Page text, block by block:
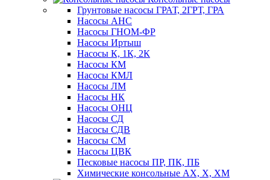
Грунтовые насосы ГРАТ, 2ГРТ, ГРА
Насосы АНС
Насосы ГНОМ-ФР
Насосы Иртыш
Насосы К, 1К, 2К
Насосы КМ
Насосы КМЛ
Насосы ЛМ
Насосы НК
Насосы ОНЦ
Насосы СД
Насосы СДВ
Насосы СМ
Насосы ЦВК
Песковые насосы ПР, ПК, ПБ
Химические консольные АХ, Х, ХМ